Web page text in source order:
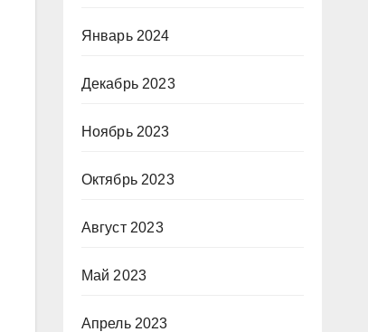
Январь 2024
Декабрь 2023
Ноябрь 2023
Октябрь 2023
Август 2023
Май 2023
Апрель 2023